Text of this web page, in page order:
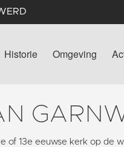
Historie Omgeving
of 13e eeuwse kerk op de